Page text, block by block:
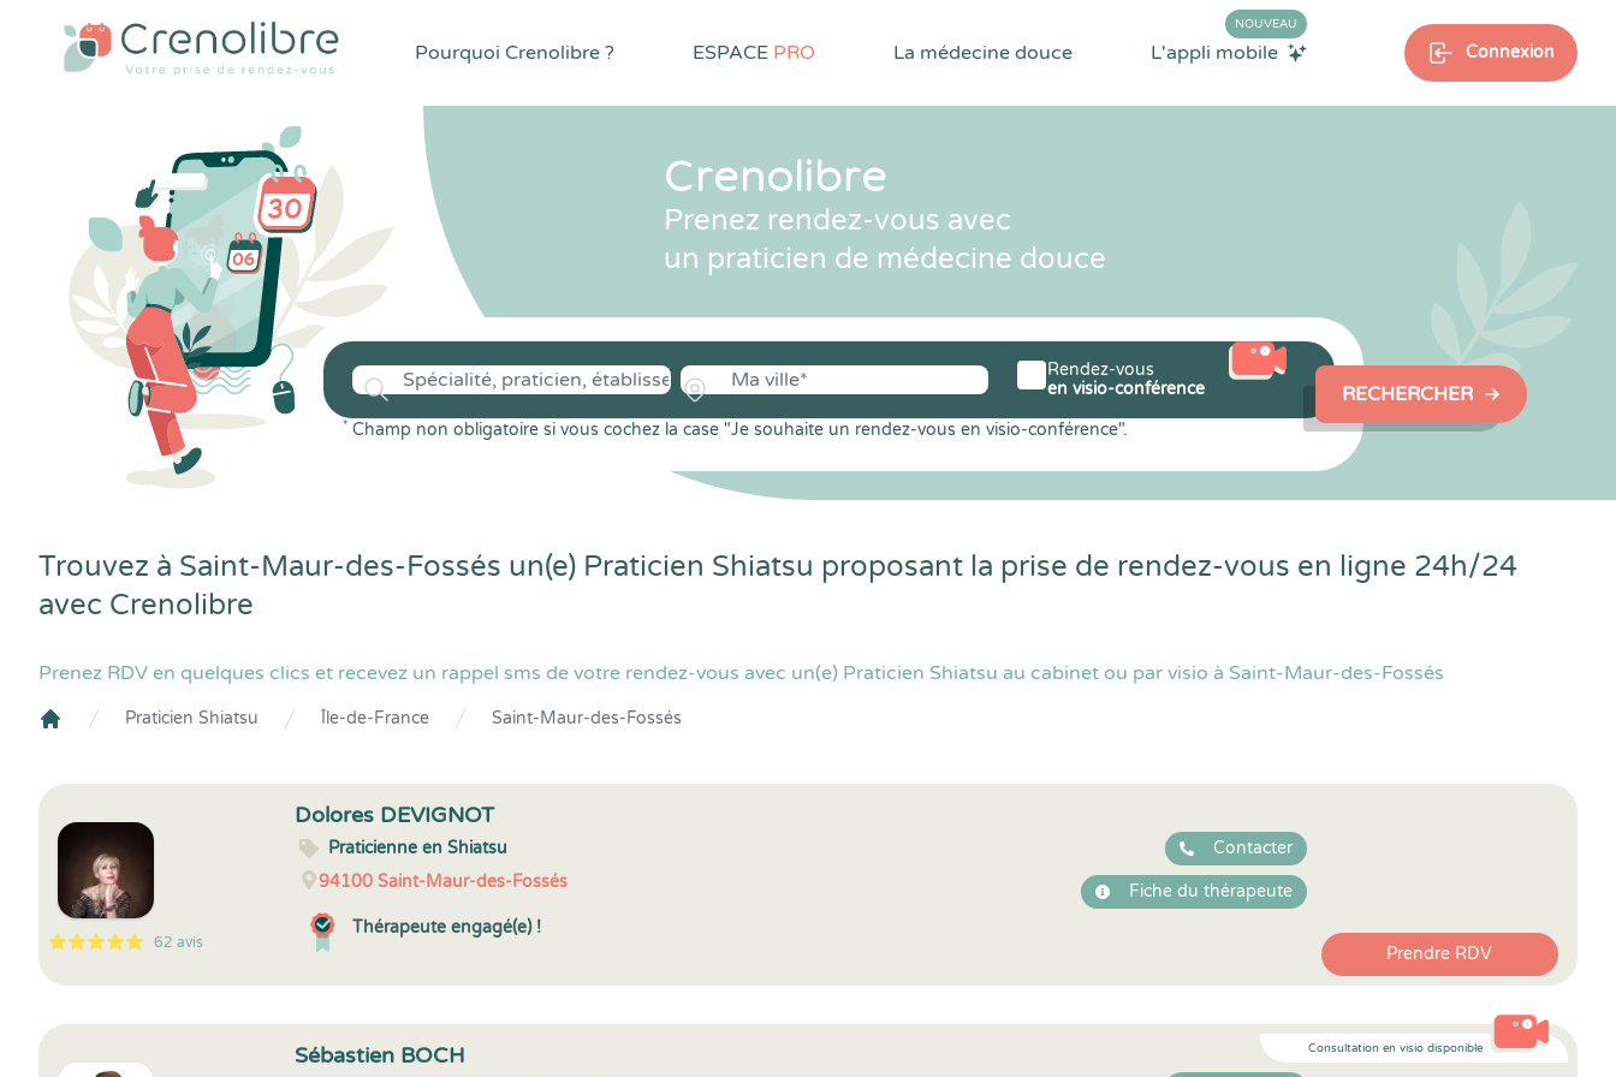
Pourquoi Crenolibre ? ESPACE PRO La médecine douce L'appli mobile
NOUVEAU
Connexion
Crenolibre
Prenez rendez-vous avec
un praticien de médecine douce
* Champ non obligatoire si vous cochez la case "Je souhaite un rendez-vous en visio-conférence".
Rendez-vous
en visio-conférence
RECHERCHER
Trouvez à Saint-Maur-des-Fossés un(e) Praticien Shiatsu proposant la prise de rendez-vous en ligne 24h/24
avec Crenolibre
Prenez RDV en quelques clics et recevez un rappel sms de votre rendez-vous avec un(e) Praticien Shiatsu au cabinet ou par visio à Saint-Maur-des-Fossés
Praticien Shiatsu Île-de-France Saint-Maur-des-Fossés
5
1
5
62 62 avis
Dolores DEVIGNOT
Praticienne en Shiatsu
94100 Saint-Maur-des-Fossés
Thérapeute engagé(e) !
Contacter
Fiche du thérapeute
Prendre RDV
Consultation en visio disponible
Sébastien BOCH